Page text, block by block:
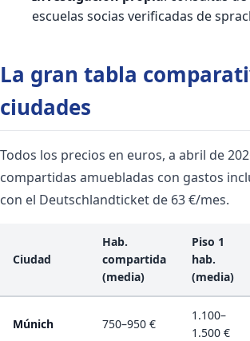
escuelas socias verificadas de
La gran tabla
ciudades
Todos los precios en euros, a abril de
compartidas amuebladas con gastos
con el Deutschlandticket de 63 €/mes.
Ciudad
Hab.
compartida
(media)
Piso 1
hab.
(media)
Múnich 750–950 €
1.100–
1.500 €